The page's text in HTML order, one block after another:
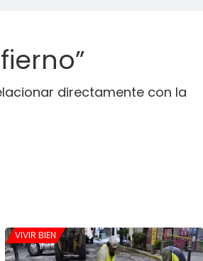
directamente con la
VIVIR BIEN